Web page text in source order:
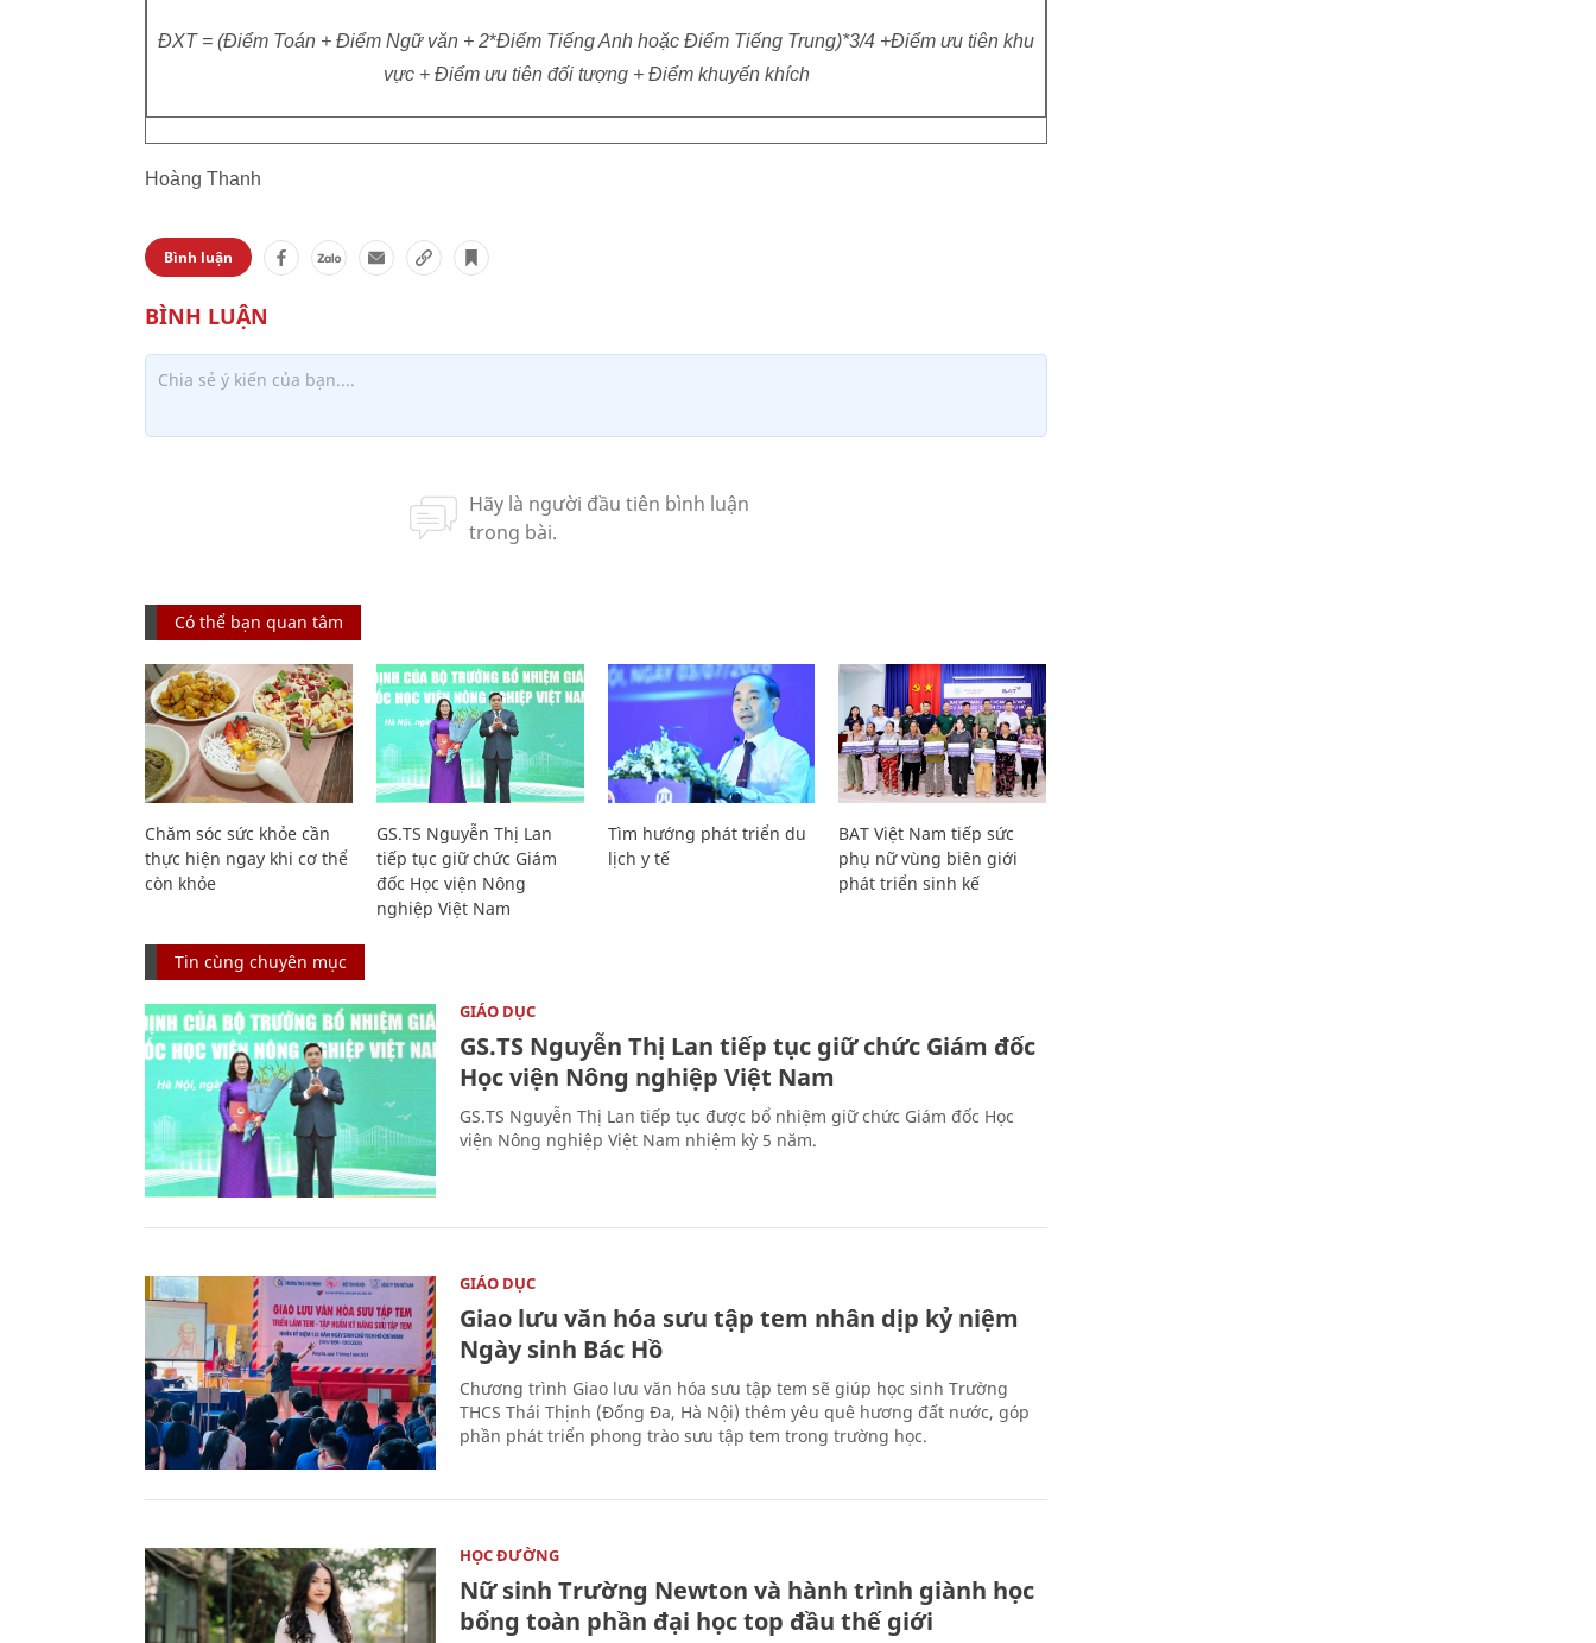
ĐXT = (Điểm Toán + Điểm Ngữ văn + 2*Điểm Tiếng Anh hoặc Điểm Tiếng Trung)*3/4 +Điểm ưu tiên khu
vực + Điểm ưu tiên đối tượng + Điểm khuyến khích
Hoàng Thanh
Bình luận
Có thể bạn quan tâm
Chăm sóc sức khỏe cần
thực hiện ngay khi cơ thể
còn khỏe
GS.TS Nguyễn Thị Lan
tiếp tục giữ chức Giám
đốc Học viện Nông
nghiệp Việt Nam
Tìm hướng phát triển du
lịch y tế
BAT Việt Nam tiếp sức
phụ nữ vùng biên giới
phát triển sinh kế
Tin cùng chuyên mục
GIÁO DỤC
GS.TS Nguyễn Thị Lan tiếp tục giữ chức Giám đốc
Học viện Nông nghiệp Việt Nam
GS.TS Nguyễn Thị Lan tiếp tục được bổ nhiệm giữ chức Giám đốc Học
viện Nông nghiệp Việt Nam nhiệm kỳ 5 năm.
GIÁO DỤC
Giao lưu văn hóa sưu tập tem nhân dịp kỷ niệm
Ngày sinh Bác Hồ
Chương trình Giao lưu văn hóa sưu tập tem sẽ giúp học sinh Trường
THCS Thái Thịnh (Đống Đa, Hà Nội) thêm yêu quê hương đất nước, góp
phần phát triển phong trào sưu tập tem trong trường học.
HỌC ĐƯỜNG
Nữ sinh Trường Newton và hành trình giành học
bổng toàn phần đại học top đầu thế giới